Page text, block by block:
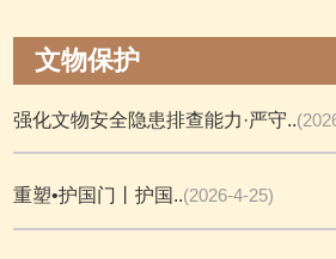
文物保护
强化文物安全隐患排查能力·严守..
重塑•护国门丨护国..(2026-4-25)